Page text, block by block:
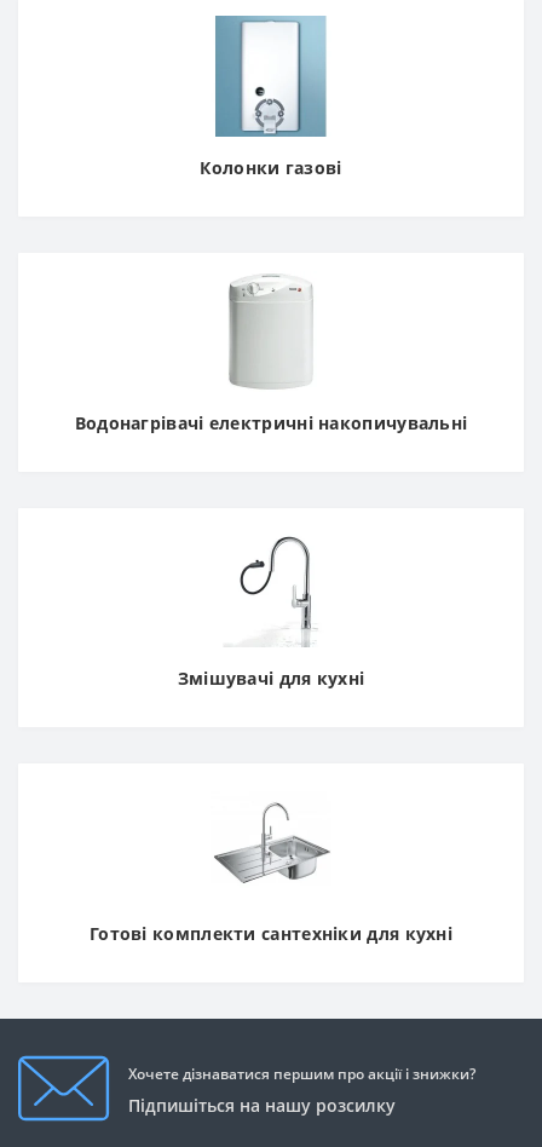
Колонки газові
Водонагрівачі електричні накопичувальні
Змішувачі для кухні
Готові комплекти сантехніки для кухні
Хочете дізнаватися першим про акції і знижки?
Підпишіться на нашу розсилку